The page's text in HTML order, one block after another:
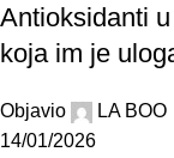
Antioksidanti
koja im je
Objavio
LA BOO
14/01/2026